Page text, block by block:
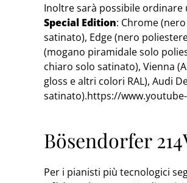
Inoltre sarà possibile ordinare
Special Edition: Chrome
satinato), Edge (nero
(mogano piramidale solo
chiaro solo satinato), Vienna
gloss e altri colori RAL), Audi
satinato).https://www.youtube-
Bösendorfer
Per i pianisti più tecnologici